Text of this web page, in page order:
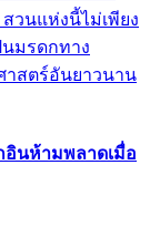
วนแห่งนี้ไม่เพียง
มรดกทาง
สตร์อันยาวนาน
อินห้ามพลาดเมื่อ